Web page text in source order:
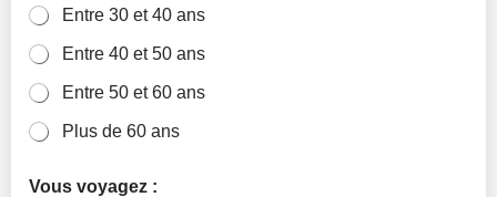
Entre 30 et 40 ans
Entre 40 et 50 ans
Entre 50 et 60 ans
Plus de 60 ans
Vous voyagez :